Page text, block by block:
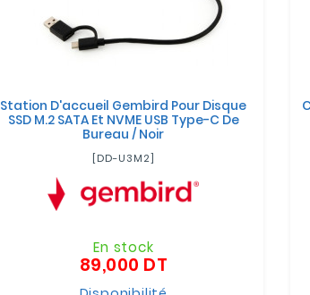
Station D'accueil Gembird Pour Disque
SSD M.2 SATA Et NVME USB Type-C De
Bureau / Noir
[DD-U3M2]
En stock
89,000 DT